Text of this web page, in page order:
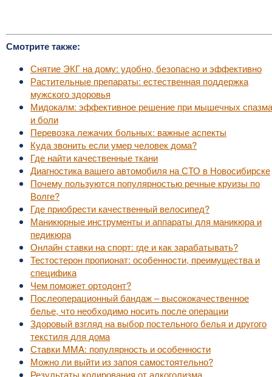
Смотрите также:
Снятие ЭКГ на дому: удобно, безопасно и эффективно
Растительные препараты: естественная поддержка
мужского здоровья
Мидокалм: эффективное решение при мышечных
и боли
Перевозка лежачих больных: важные аспекты
Куда звонить если умер человек дома?
Где найти качественные ткани
Диагностика вашего автомобиля на СТО в Новосибирске
Почему пользуются популярностью речные круизы по
Волге?
Где приобрести качественный велосипед?
Маникюрные инструменты и аппараты для маникюра и
педикюра
Онлайн ставки на спорт: где и как зарабатывать?
Тестостерон пропионат: особенности, преимущества и
специфика
Чем поможет ортодонт?
Послеоперационный бандаж – высококачественное
белье, что необходимо носить после операции
Здоровый взгляд на выбор постельного белья и другого
текстиля для дома
Ставки MMA: популярность и особенности
Можно ли выйти из запоя самостоятельно?
Результаты кодирования от алкоголизма